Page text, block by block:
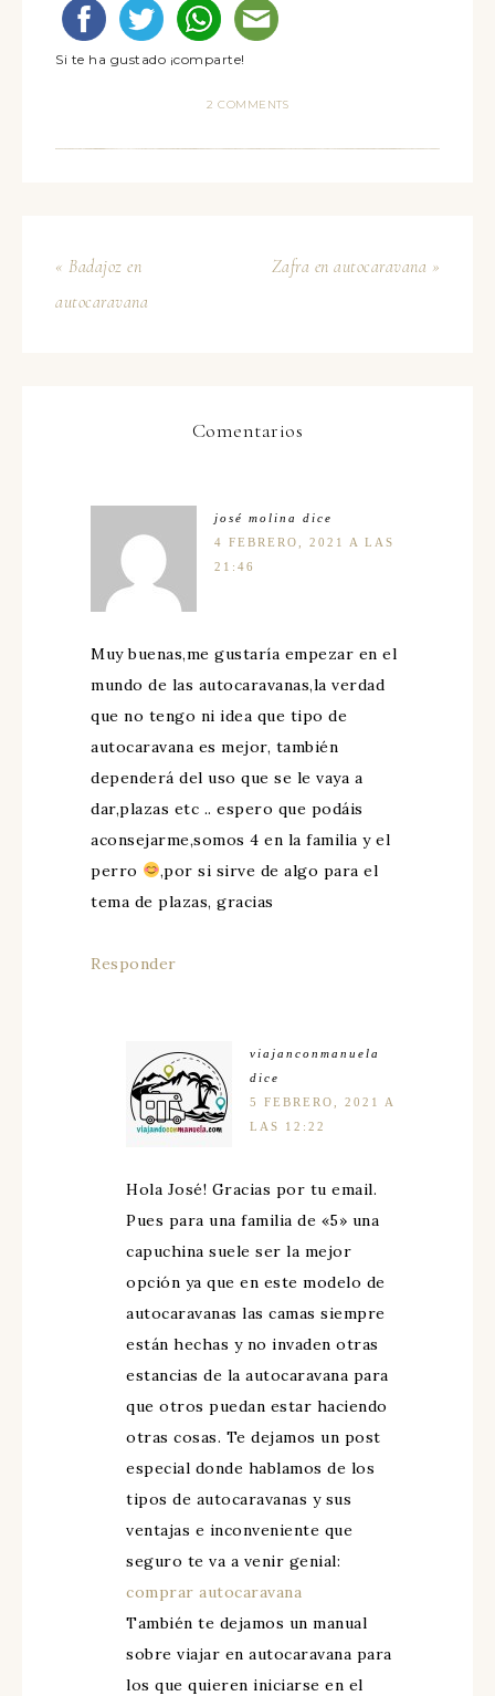
Si te ha gustado ¡comparte!
2 COMMENTS
« Badajoz en
autocaravana
Zafra en autocaravana »
Comentarios
josé molina
dice
4 FEBRERO, 2021 A LAS
21:46
Muy buenas,me gustaría empezar en el
mundo de las autocaravanas,la verdad
que no tengo ni idea que tipo de
autocaravana es mejor, también
dependerá del uso que se le vaya a
dar,plazas etc .. espero que podáis
aconsejarme,somos 4 en la familia y el
perro
,por si sirve de algo para el
tema de plazas, gracias
Responder
viajanconmanuela
dice
5 FEBRERO, 2021 A
LAS 12:22
Hola José! Gracias por tu email.
Pues para una familia de «5» una
capuchina suele ser la mejor
opción ya que en este modelo de
autocaravanas las camas siempre
están hechas y no invaden otras
estancias de la autocaravana para
que otros puedan estar haciendo
otras cosas. Te dejamos un post
especial donde hablamos de los
tipos de autocaravanas y sus
ventajas e inconveniente que
seguro te va a venir genial:
comprar autocaravana
También te dejamos un manual
sobre viajar en autocaravana para
los que quieren iniciarse en el